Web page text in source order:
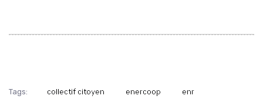
Tags: collectif citoyen enercoop enr